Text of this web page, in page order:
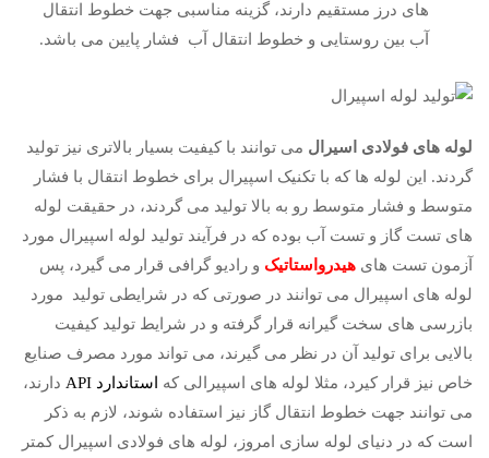
های درز مستقیم دارند، گزینه مناسبی جهت خطوط انتقال
آب بین روستایی و خطوط انتقال آب فشار پایین می باشد.
لوله های فولادی اسیرال می توانند با کیفیت بسیار بالاتری نیز تولید
گردند. این لوله ها که با تکنیک اسپیرال برای خطوط انتقال با فشار
متوسط و فشار متوسط رو به بالا تولید می گردند، در حقیقت لوله
های تست گاز و تست آب بوده که در فرآیند تولید لوله اسپیرال مورد
آزمون تست های هیدرواستاتیک و رادیو گرافی قرار می گیرد، پس
لوله های اسپیرال می توانند در صورتی که در شرایطی تولید مورد
بازرسی های سخت گیرانه قرار گرفته و در شرایط تولید کیفیت
بالایی برای تولید آن در نظر می گیرند، می تواند مورد مصرف صنایع
خاص نیز قرار کیرد، مثلا لوله های اسپیرالی که استاندارد API
دارند،
می توانند جهت خطوط انتقال گاز نیز استفاده شوند، لازم به ذکر
است که در دنیای لوله سازی امروز، لوله های فولادی اسپیرال کمتر